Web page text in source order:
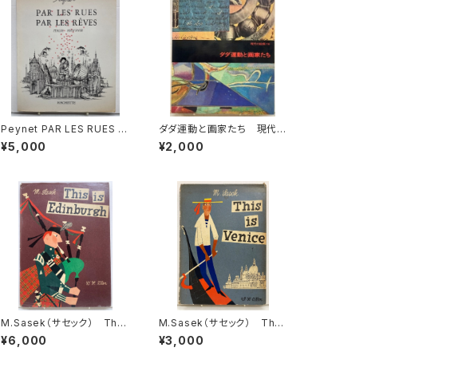
Peynet PAR LES RUES P
AR LES RÊVES（ペイネ） 1
963年 HACHETTE
¥5,000
ダダ運動と画家たち 現代
の絵画16 1973年 平凡
社
¥2,000
M.Sasek（サセック） This
is Edinburgh 1961年
初版 W.H.ALLEN
¥6,000
M.Sasek（サセック） This
is Venice 1961年 W.H.
ALLEN
¥3,000